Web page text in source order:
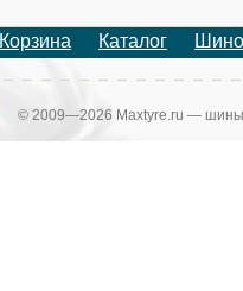
Корзина Каталог
© 2009—2026 Maxtyre.ru — шины